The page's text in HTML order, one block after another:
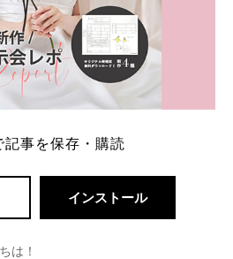
記事を保存・購読
インストール
は！